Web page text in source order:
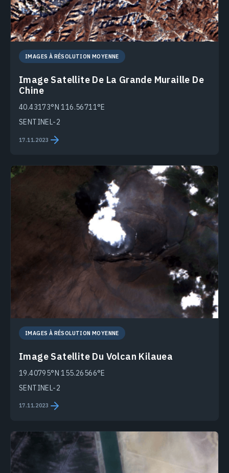
IMAGES À RÉSOLUTION MOYENNE
Image Satellite De La Grande Muraille De
Chine
40.43173°N 116.56711°E
SENTINEL-2
17.11.2023
IMAGES À RÉSOLUTION MOYENNE
Image Satellite Du Volcan Kilauea
19.40795°N 155.26566°E
SENTINEL-2
17.11.2023